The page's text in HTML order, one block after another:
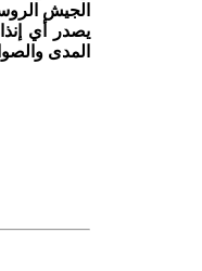
يصدر أي
المدى